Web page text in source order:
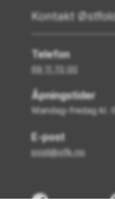
Kontakt
Telefon
69 11 70 00
Åpningstider
Mandag–fredag kl.
E-post
post@ofk.no
Facebook